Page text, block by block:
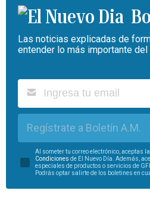
Las noticias explicadas de
entender lo más importante del
Regístrate a Boletín A.M.
Al someter tu correo electrónico, aceptas la
Condiciones de El Nuevo Día. Además,
especiales de productos o servicios de
Podrás optar salirte de los boletines en